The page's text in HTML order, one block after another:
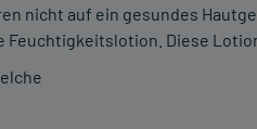
nicht auf ein gesundes
Feuchtigkeitslotion. Diese